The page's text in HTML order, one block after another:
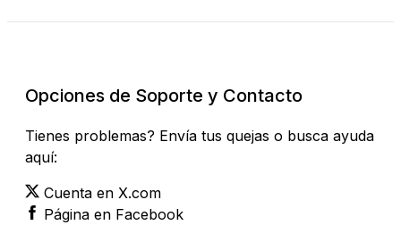
Opciones de Soporte y Contacto
Tienes problemas? Envía tus quejas o busca ayuda
aquí:
Cuenta en X.com
Página en Facebook